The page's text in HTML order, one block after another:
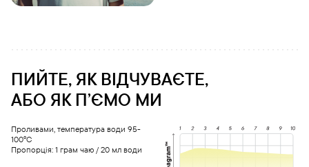
ПИЙТЕ, ЯК ВІДЧУВАЄТЕ,
АБО ЯК ПʼЄМО МИ
Проливами, температура води 95-
100°С
Пропорція: 1 грам чаю / 20 мл води